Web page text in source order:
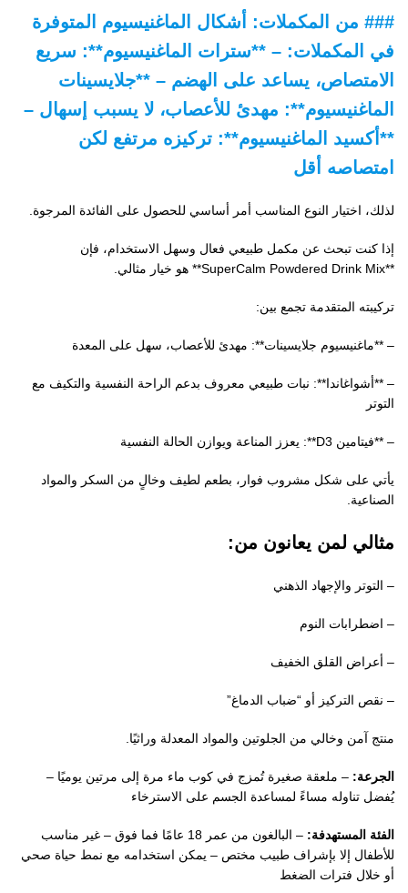
### من المكملات: أشكال الماغنيسيوم المتوفرة
في المكملات: – **سترات الماغنيسيوم**: سريع
الامتصاص، يساعد على الهضم – **جلايسينات
الماغنيسيوم**: مهدئ للأعصاب، لا يسبب إسهال –
**أكسيد الماغنيسيوم**: تركيزه مرتفع لكن
امتصاصه أقل
لذلك، اختيار النوع المناسب أمر أساسي للحصول على الفائدة المرجوة.
إذا كنت تبحث عن مكمل طبيعي فعال وسهل الاستخدام، فإن
**SuperCalm Powdered Drink Mix** هو خيار مثالي.
تركيبته المتقدمة تجمع بين:
– **ماغنيسيوم جلايسينات**: مهدئ للأعصاب، سهل على المعدة
– **أشواغاندا**: نبات طبيعي معروف بدعم الراحة النفسية والتكيف مع
التوتر
– **فيتامين D3**: يعزز المناعة ويوازن الحالة النفسية
يأتي على شكل مشروب فوار، بطعم لطيف وخالٍ من السكر والمواد
الصناعية.
مثالي لمن يعانون من:
– التوتر والإجهاد الذهني
– اضطرابات النوم
– أعراض القلق الخفيف
– نقص التركيز أو “ضباب الدماغ”
منتج آمن وخالي من الجلوتين والمواد المعدلة وراثيًا.
الجرعة: – ملعقة صغيرة تُمزج في كوب ماء مرة إلى مرتين يوميًا –
يُفضل تناوله مساءً لمساعدة الجسم على الاسترخاء
الفئة المستهدفة:
– البالغون من عمر 18 عامًا فما فوق – غير مناسب
للأطفال إلا بإشراف طبيب مختص – يمكن استخدامه مع نمط حياة صحي
أو خلال فترات الضغط